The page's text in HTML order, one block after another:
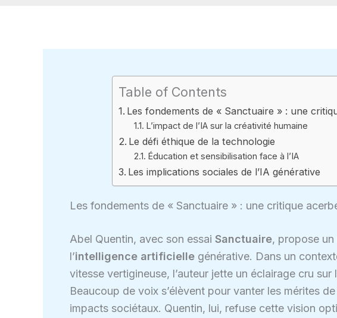
Table of Contents
Les fondements de « Sanctuaire » : une
L’impact de l’IA sur la créativité humaine
Le défi éthique de la technologie
Éducation et sensibilisation face à l’IA
Les implications sociales de l’IA générative
Les fondements de « Sanctuaire » : une critique
Abel Quentin, avec son essai Sanctuaire, propose
l’intelligence artificielle générative. Dans un
vitesse vertigineuse, l’auteur jette un éclairage cru sur
Beaucoup de voix s’élèvent pour vanter les mérites
impacts sociétaux. Quentin, lui, refuse cette vision